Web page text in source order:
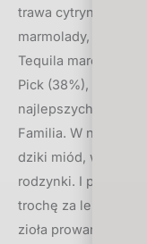
trawa cytrynowa,
marmolady,
Tequila marca to
Pick (38%), nota 96.
najlepszych w
Familia. W nosie:
dziki miód, wino
rodzynki. I pieczone
trochę za lekka,
zioła prowansalskie